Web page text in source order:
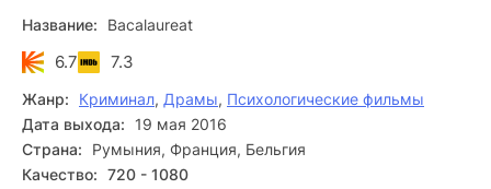
Название: Bacalaureat
6.7 7.3
Жанр: Криминал, Драмы, Психологические фильмы
Дата выхода:
19 мая 2016
Страна:
Румыния, Франция, Бельгия
Качество: 720 - 1080